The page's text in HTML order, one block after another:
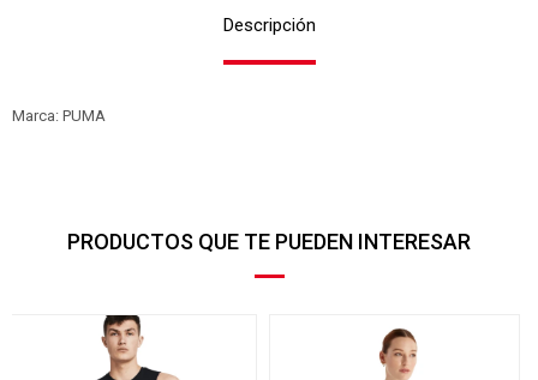
Descripción
Marca: PUMA
PRODUCTOS QUE TE PUEDEN INTERESAR